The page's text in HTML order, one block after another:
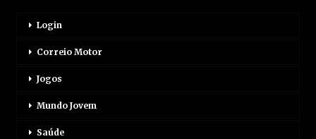
Login
Correio Motor
Jogos
Mundo Jovem
Saúde